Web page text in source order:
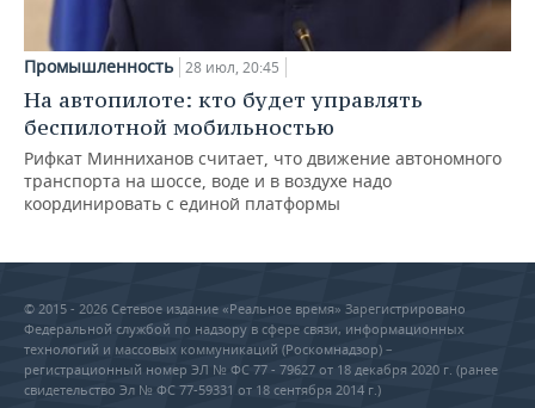
Промышленность 28 июл, 20:45
На автопилоте: кто будет управлять
беспилотной мобильностью
Рифкат Минниханов считает, что движение автономного
транспорта на шоссе, воде и в воздухе надо
координировать с единой платформы
© 2015 - 2026 Сетевое издание «Реальное время» Зарегистрировано
Федеральной службой по надзору в сфере связи, информационных
технологий и массовых коммуникаций (Роскомнадзор) –
регистрационный номер ЭЛ № ФС 77 - 79627 от 18 декабря 2020 г. (ранее
свидетельство Эл № ФС 77-59331 от 18 сентября 2014 г.)